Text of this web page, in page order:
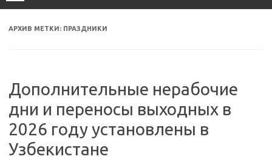
АРХИВ МЕТКИ: ПРАЗДНИКИ
Дополнительные нерабочие
дни и переносы выходных в
2026 году установлены в
Узбекистане